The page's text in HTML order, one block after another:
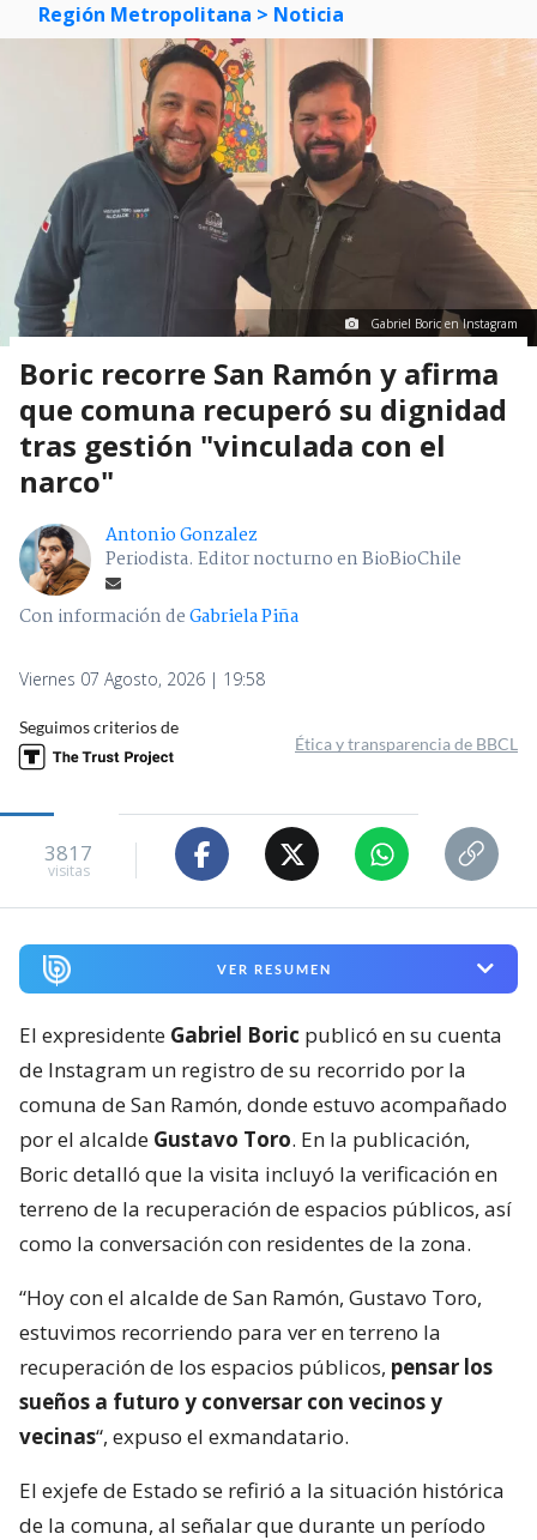
Región Metropolitana > Noticia
Gabriel Boric en Instagram
Boric recorre San Ramón y afirma
que comuna recuperó su dignidad
tras gestión "vinculada con el
narco"
Antonio Gonzalez
Periodista. Editor nocturno en BioBioChile
Con información deGabriela Piña
Viernes 07 Agosto, 2026 | 19:58
Seguimos criterios de
Ética y transparencia de BBCL
3817
visitas
VER RESUMEN
El expresidente Gabriel Boric publicó en su cuenta
de Instagram un registro de su recorrido por la
comuna de San Ramón, donde estuvo acompañado
por el alcalde Gustavo Toro. En la publicación,
Boric detalló que la visita incluyó la verificación en
terreno de la recuperación de espacios públicos, así
como la conversación con residentes de la zona.
“Hoy con el alcalde de San Ramón, Gustavo Toro,
estuvimos recorriendo para ver en terreno la
recuperación de los espacios públicos, pensar los
sueños a futuro y conversar con vecinos y
vecinas“, expuso el exmandatario.
El exjefe de Estado se refirió a la situación histórica
de la comuna, al señalar que durante un período